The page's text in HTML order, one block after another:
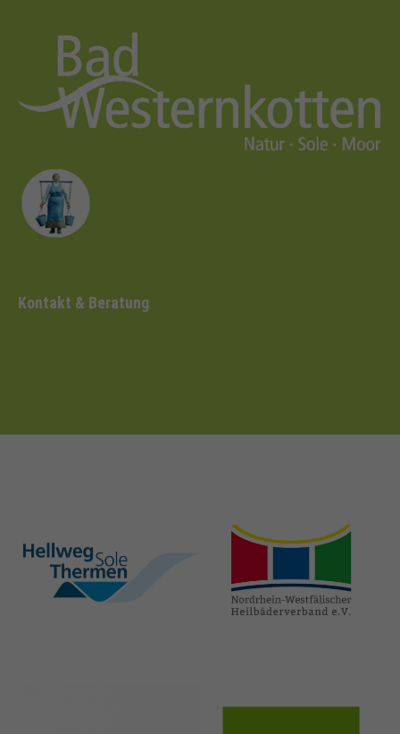
Kontakt & Beratung
hellweg-sole-
thermen.de
heilbaeder.de